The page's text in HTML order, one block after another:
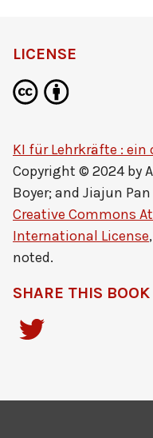
LICENSE
KI für Lehrkräfte : ein
Copyright © 2024 by
Boyer; and Jiajun Pan
Creative Commons
International License
noted.
SHARE THIS BOOK